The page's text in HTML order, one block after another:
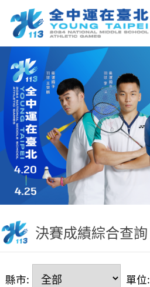
決賽成績綜合查詢
縣市: 單位: